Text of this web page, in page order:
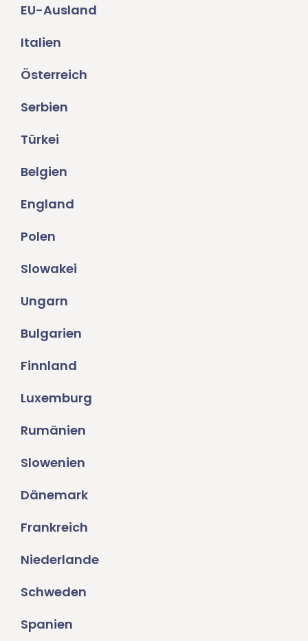
EU-Ausland
Italien
Österreich
Serbien
Türkei
Belgien
England
Polen
Slowakei
Ungarn
Bulgarien
Finnland
Luxemburg
Rumänien
Slowenien
Dänemark
Frankreich
Niederlande
Schweden
Spanien